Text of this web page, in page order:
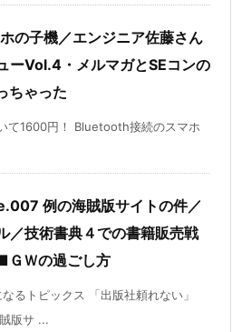
の子機／エンジニア佐藤さん
ーVol.4・メルマガとSEコンの
ちゃった
て1600円！ Bluetooth接続のスマホ
例の海賊版サイトの件／
／技術書典４での書籍販売戦
ＧＷの過ごし方
るトピックス 「出版社頼れない」
版サ ...